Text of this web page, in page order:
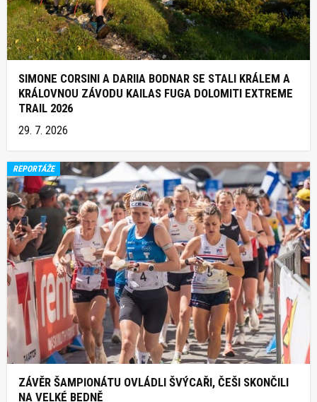
SIMONE CORSINI A DARIIA BODNAR SE STALI KRÁLEM A
KRÁLOVNOU ZÁVODU KAILAS FUGA DOLOMITI EXTREME
TRAIL 2026
29. 7. 2026
REPORTÁŽE
ZÁVĚR ŠAMPIONÁTU OVLÁDLI ŠVÝCAŘI, ČEŠI SKONČILI
NA VELKÉ BEDNĚ